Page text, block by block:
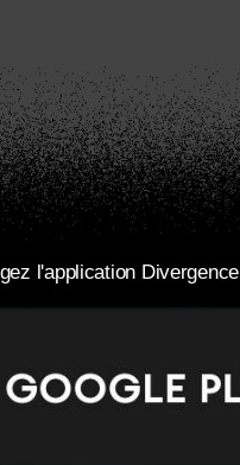
l'application Divergence